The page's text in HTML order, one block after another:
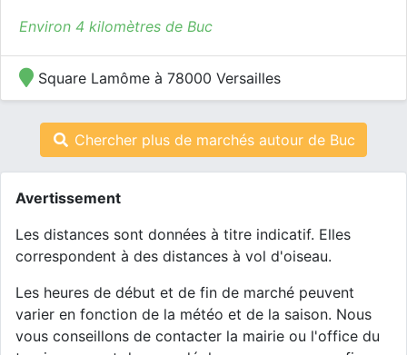
Environ 4 kilomètres de Buc
Square Lamôme à 78000 Versailles
Chercher plus de marchés autour de Buc
Avertissement
Les distances sont données à titre indicatif. Elles
correspondent à des distances à vol d'oiseau.
Les heures de début et de fin de marché peuvent
varier en fonction de la météo et de la saison. Nous
vous conseillons de contacter la mairie ou l'office du